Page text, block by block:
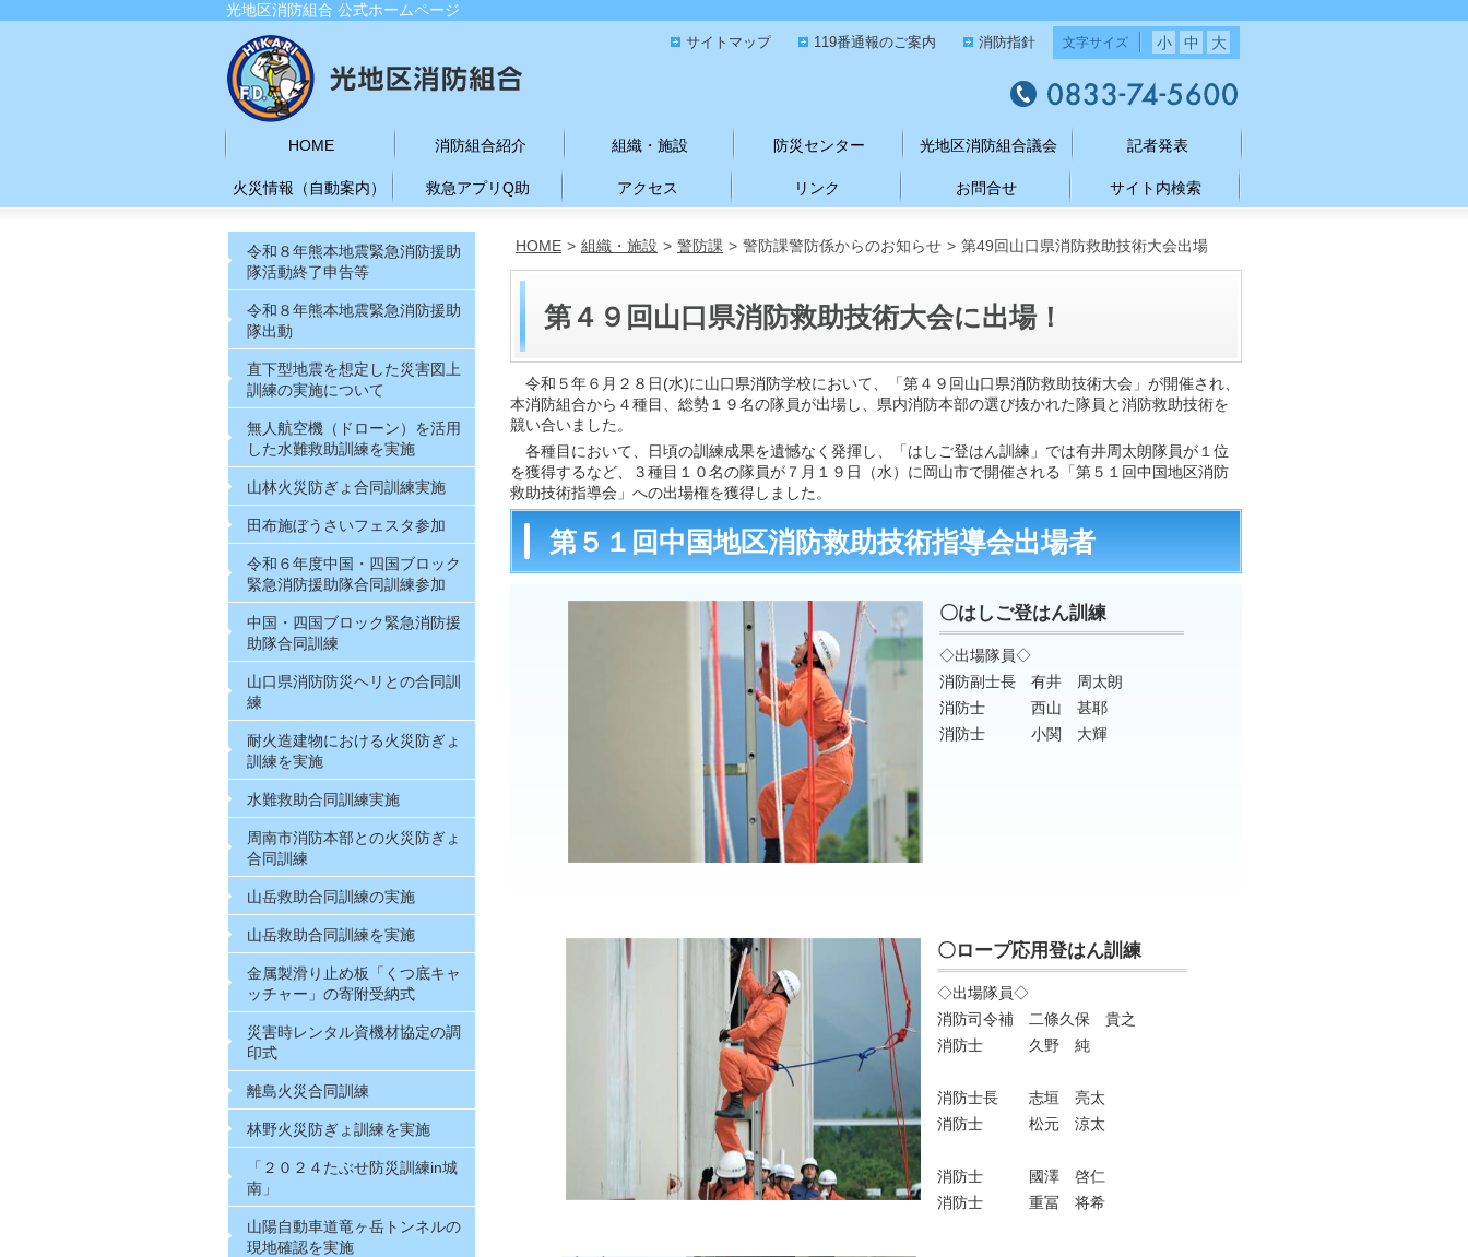
光地区消防組合 公式ホームページ
文字サイズ 小 中 大
消防指針
119番通報のご案内
サイトマップ
HOME 消防組合紹介 組織・施設 防災センター 光地区消防組合議会 記者発表
火災情報（自動案内） 救急アプリQ助 アクセス リンク お問合せ サイト内検索
令和８年熊本地震緊急消防援助
隊活動終了申告等
令和８年熊本地震緊急消防援助
隊出動
直下型地震を想定した災害図上
訓練の実施について
無人航空機（ドローン）を活用
した水難救助訓練を実施
山林火災防ぎょ合同訓練実施
田布施ぼうさいフェスタ参加
令和６年度中国・四国ブロック
緊急消防援助隊合同訓練参加
中国・四国ブロック緊急消防援
助隊合同訓練
山口県消防防災ヘリとの合同訓
練
耐火造建物における火災防ぎょ
訓練を実施
水難救助合同訓練実施
周南市消防本部との火災防ぎょ
合同訓練
山岳救助合同訓練の実施
山岳救助合同訓練を実施
金属製滑り止め板「くつ底キャ
ッチャー」の寄附受納式
災害時レンタル資機材協定の調
印式
離島火災合同訓練
林野火災防ぎょ訓練を実施
「２０２４たぶせ防災訓練in城
南」
山陽自動車道竜ヶ岳トンネルの
現地確認を実施
HOME > 組織・施設 > 警防課 > 警防課警防係からのお知らせ > 第49回山口県消防救助技術大会出場
第４９回山口県消防救助技術大会に出場！
令和５年６月２８日(水)に山口県消防学校において、「第４９回山口県消防救助技術大会」が開催され、
本消防組合から４種目、総勢１９名の隊員が出場し、県内消防本部の選び抜かれた隊員と消防救助技術を
競い合いました。
各種目において、日頃の訓練成果を遺憾なく発揮し、「はしご登はん訓練」では有井周太朗隊員が１位
を獲得するなど、３種目１０名の隊員が７月１９日（水）に岡山市で開催される「第５１回中国地区消防
救助技術指導会」への出場権を獲得しました。
第５１回中国地区消防救助技術指導会出場者
〇はしご登はん訓練
◇出場隊員◇
消防副士長 有井 周太朗
消防士 西山 甚耶
消防士 小関 大輝
〇ロープ応用登はん訓練
◇出場隊員◇
消防司令補 二條久保 貴之
消防士 久野 純
消防士長 志垣 亮太
消防士 松元 涼太
消防士 國澤 啓仁
消防士 重冨 将希